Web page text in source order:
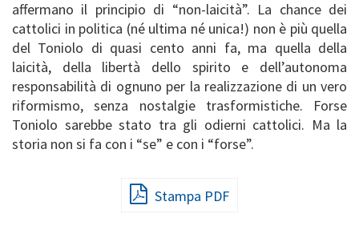
affermano il principio di “non-laicità”. La chance dei
cattolici in politica (né ultima né unica!) non è più quella
del Toniolo di quasi cento anni fa, ma quella della
laicità, della libertà dello spirito e dell’autonoma
responsabilità di ognuno per la realizzazione di un vero
riformismo, senza nostalgie trasformistiche. Forse
Toniolo sarebbe stato tra gli odierni cattolici. Ma la
storia non si fa con i “se” e con i “forse”.
Stampa PDF